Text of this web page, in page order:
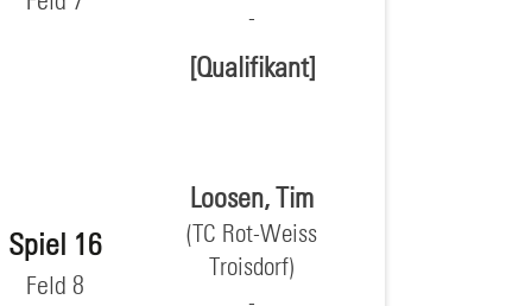
[Qualifikant]
Spiel 16
Feld 8
Loosen, Tim
(TC Rot-Weiss
Troisdorf)